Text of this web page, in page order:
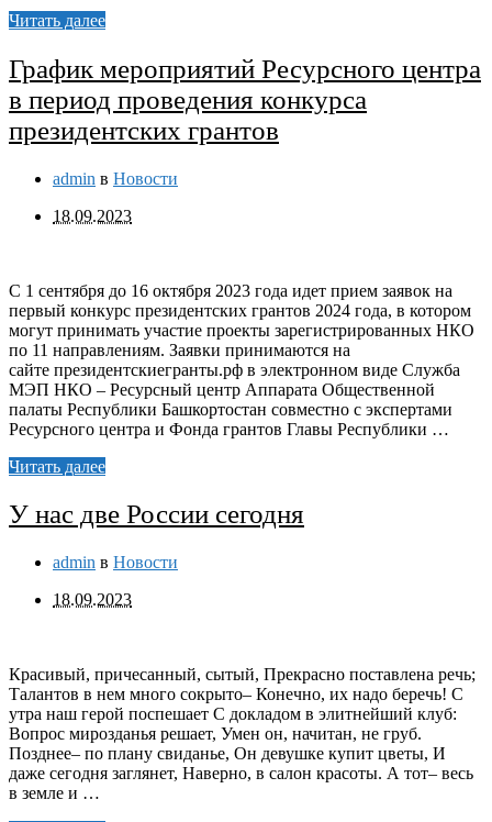
Читать далее
График мероприятий Ресурсного центра
в период проведения конкурса
президентских грантов
admin в Новости
18.09.2023
С 1 сентября до 16 октября 2023 года идет прием заявок на
первый конкурс президентских грантов 2024 года, в котором
могут принимать участие проекты зарегистрированных НКО
по 11 направлениям. Заявки принимаются на
сайте президентскиегранты.рф в электронном виде Служба
МЭП НКО – Ресурсный центр Аппарата Общественной
палаты Республики Башкортостан совместно с экспертами
Ресурсного центра и Фонда грантов Главы Республики …
Читать далее
У нас две России сегодня
admin в Новости
18.09.2023
Красивый, причесанный, сытый, Прекрасно поставлена речь;
Талантов в нем много сокрыто– Конечно, их надо беречь! С
утра наш герой поспешает С докладом в элитнейший клуб:
Вопрос мирозданья решает, Умен он, начитан, не груб.
Позднее– по плану свиданье, Он девушке купит цветы, И
даже сегодня заглянет, Наверно, в салон красоты. А тот– весь
в земле и …